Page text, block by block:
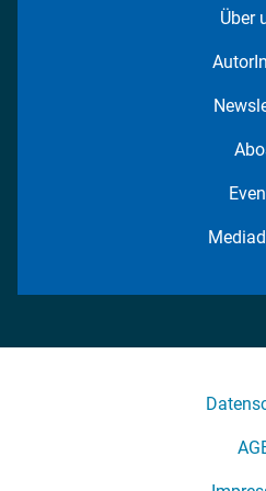
Über